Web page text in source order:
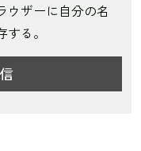
ウザーに自分の名
る。